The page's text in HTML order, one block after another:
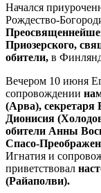
Начался
Рождество-
Приозерского,
обители, в
Вечером 10 июня
сопровождении
(Арва), секретаря
Дионисия
обители Анны
Спасо-
Игнатия и
приветствовал
(Райаполви).